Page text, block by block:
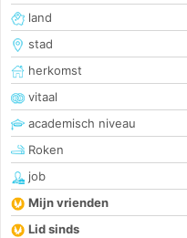
land
stad
herkomst
vitaal
academisch niveau
Roken
job
Mijn vrienden
Lid sinds